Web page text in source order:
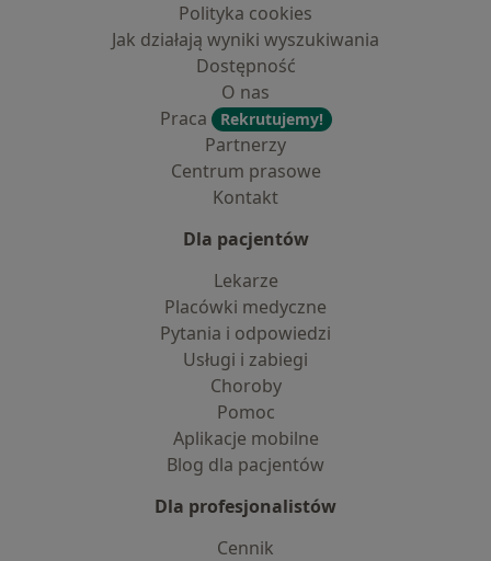
Polityka cookies
Jak działają wyniki wyszukiwania
Dostępność
O nas
Praca
Rekrutujemy!
Partnerzy
Centrum prasowe
Kontakt
Dla pacjentów
Lekarze
Placówki medyczne
Pytania i odpowiedzi
Usługi i zabiegi
Choroby
Pomoc
Aplikacje mobilne
Blog dla pacjentów
Dla profesjonalistów
Cennik